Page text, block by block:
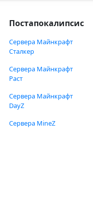
Постапокалипсис
Сервера Майнкрафт
Сталкер
Сервера Майнкрафт
Раст
Сервера Майнкрафт
DayZ
Сервера MineZ